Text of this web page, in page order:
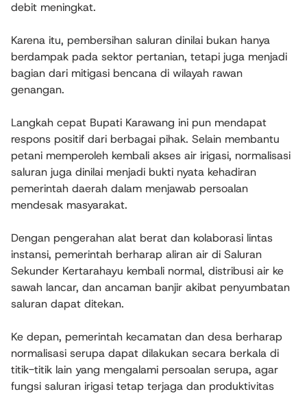
debit meningkat.
Karena itu, pembersihan saluran dinilai bukan hanya
berdampak pada sektor pertanian, tetapi juga menjadi
bagian dari mitigasi bencana di wilayah rawan
genangan.
Langkah cepat Bupati Karawang ini pun mendapat
respons positif dari berbagai pihak. Selain membantu
petani memperoleh kembali akses air irigasi, normalisasi
saluran juga dinilai menjadi bukti nyata kehadiran
pemerintah daerah dalam menjawab persoalan
mendesak masyarakat.
Dengan pengerahan alat berat dan kolaborasi lintas
instansi, pemerintah berharap aliran air di Saluran
Sekunder Kertarahayu kembali normal, distribusi air ke
sawah lancar, dan ancaman banjir akibat penyumbatan
saluran dapat ditekan.
Ke depan, pemerintah kecamatan dan desa berharap
normalisasi serupa dapat dilakukan secara berkala di
titik-titik lain yang mengalami persoalan serupa, agar
fungsi saluran irigasi tetap terjaga dan produktivitas